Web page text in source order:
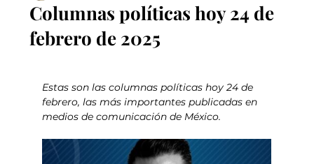
Columnas políticas hoy 24 de
febrero de 2025
Estas son las columnas políticas hoy 24 de
febrero, las más importantes publicadas en
medios de comunicación de México.